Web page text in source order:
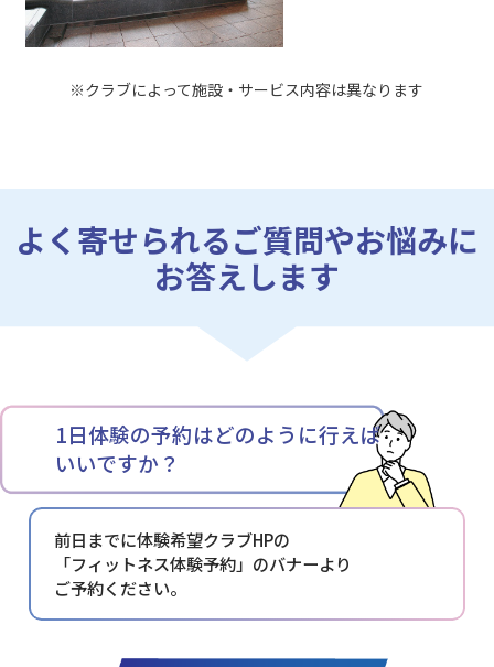
※クラブによって施設・サービス内容は異なります
よく寄せられるご質問やお悩みに
お答えします
1日体験の予約はどのように行えば
いいですか？
前日までに体験希望クラブHPの
「フィットネス体験予約」のバナーより
ご予約ください。